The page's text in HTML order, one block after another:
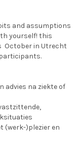
and assumptions
yourself! this
October in Utrecht
advies na ziekte of
(werk-)plezier en